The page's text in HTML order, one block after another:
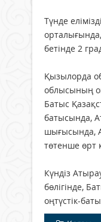
Түнде
бетінде 2
Қызылорда
облысының
Батыс
батысында,
шығысында,
төтенше өрт
Күндіз
бөлігінде,
оңтүстік-